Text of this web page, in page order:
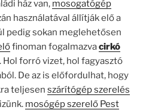
ház van, mosogatógép
használatával állítják elő a
pedig sokan meglehetősen
finoman fogalmazvacirkó
Hol forró vizet, hol fagyasztó
De az is előfordulhat, hogy
teljesen szárítógép szerelés
mosógép szerelő Pest